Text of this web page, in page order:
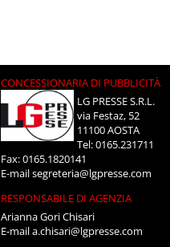
CONCESSIONARIA DI PUBBLICITÀ
LG PRESSE S.R.L.
via Festaz, 52
11100 AOSTA
Tel: 0165.231711
Fax: 0165.1820141
E-mailsegreteria@lgpresse.com
RESPONSABILE DI AGENZIA
Arianna Gori Chisari
E-maila.chisari@lgpresse.com